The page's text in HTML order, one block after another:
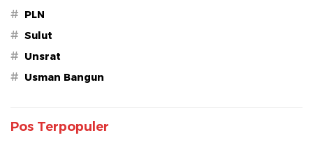
# PLN
# Sulut
# Unsrat
# Usman Bangun
Pos Terpopuler